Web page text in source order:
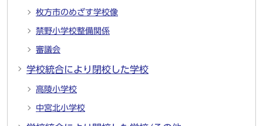
枚方市のめざす学校像
禁野小学校整備関係
審議会
学校統合により閉校した学校
高陵小学校
中宮北小学校